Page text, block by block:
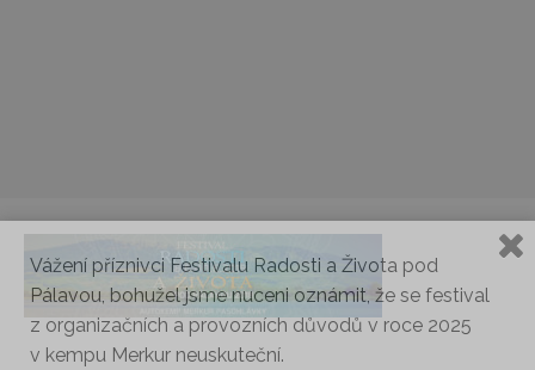
Vážení příznivci Festivalu Radosti a Života pod
Pálavou, bohužel jsme nuceni oznámit, že se festival
z organizačních a provozních důvodů v roce 2025
v kempu Merkur neuskuteční.